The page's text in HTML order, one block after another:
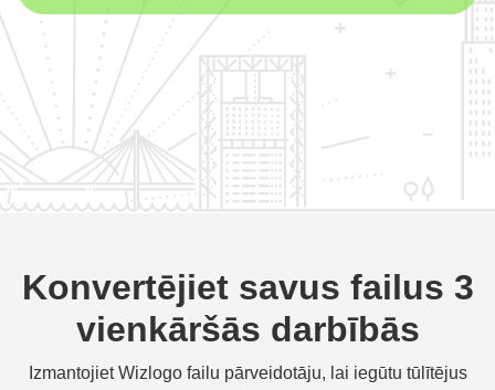
Konvertējiet savus failus 3
vienkāršās darbībās
Izmantojiet Wizlogo failu pārveidotāju, lai iegūtu tūlītējus